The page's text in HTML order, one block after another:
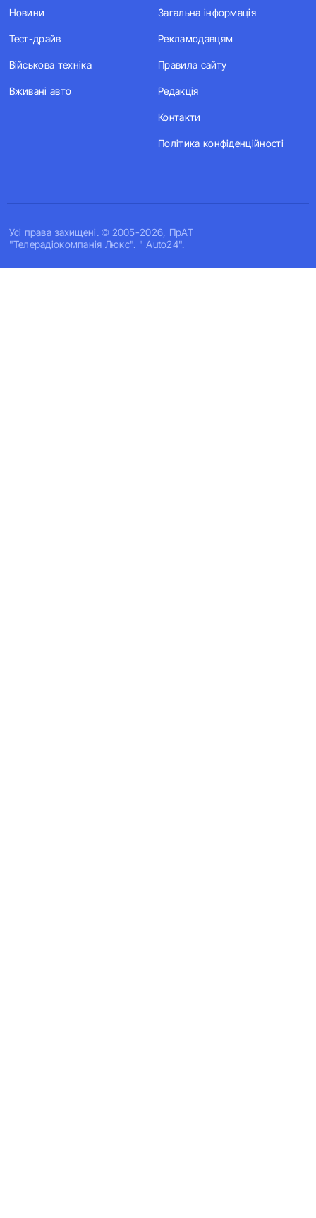
Усi права захищенi. © 2005-2026, ПрАТ
"Телерадіокомпанія Люкс". " Auto24".
Новини
Тест-драйв
Військова техніка
Вживані авто
Загальна інформація
Рекламодавцям
Правила сайту
Редакція
Контакти
Політика конфіденційності